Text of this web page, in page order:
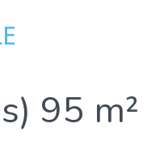
95 m²